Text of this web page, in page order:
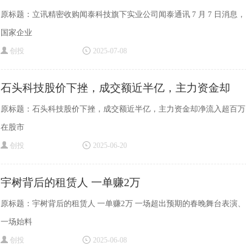
原标题：立讯精密收购闻泰科技旗下实业公司闻泰通讯 7 月 7 日消息，
国家企业
创投 2025-07-08
石头科技股价下挫，成交额近半亿，主力资金却
原标题：石头科技股价下挫，成交额近半亿，主力资金却净流入超百万
在股市
创投 2025-06-20
宇树背后的租赁人 一单赚2万
原标题：宇树背后的租赁人 一单赚2万 一场超出预期的春晚舞台表演、
一场始料
创投 2025-06-08